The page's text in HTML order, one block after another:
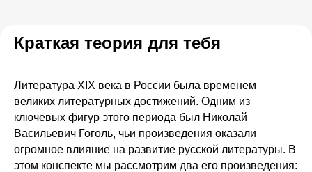
Краткая теория для тебя
Литература XIX века в России была временем
великих литературных достижений. Одним из
ключевых фигур этого периода был Николай
Васильевич Гоголь, чьи произведения оказали
огромное влияние на развитие русской литературы. В
этом конспекте мы рассмотрим два его произведения: